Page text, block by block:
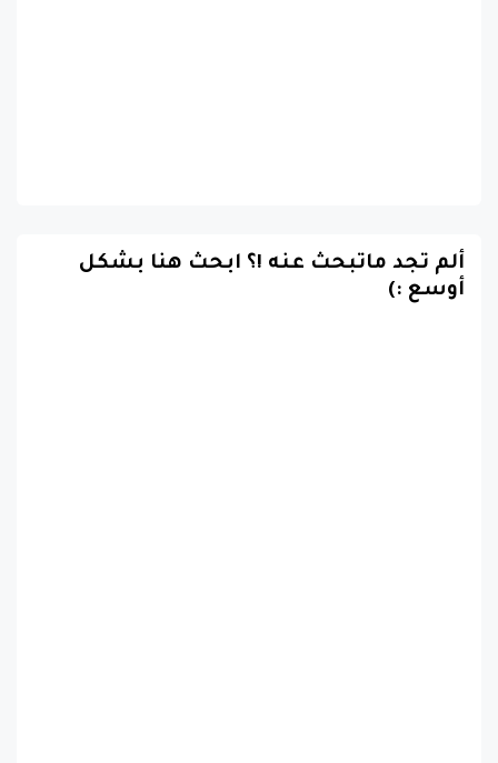
ألم تجد ماتبحث عنه !؟ ابحث هنا بشكل
أوسع :)